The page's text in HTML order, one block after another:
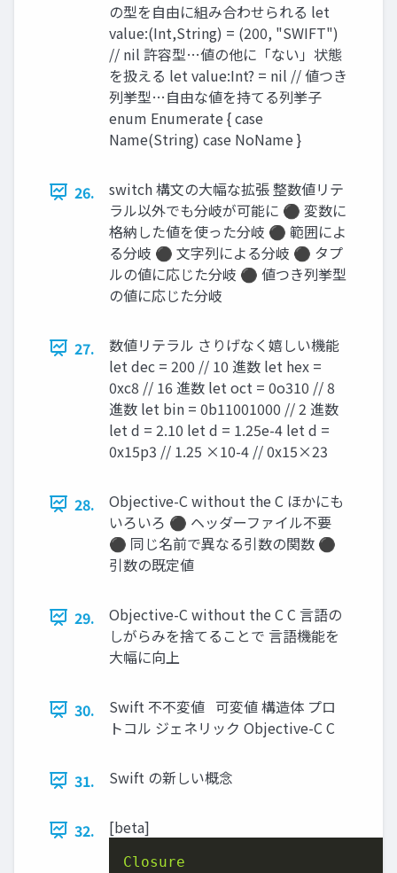
の型を自由に組み合わせられる let
value:(Int,String) = (200, "SWIFT")
// nil 許容型…値の他に「ない」状態
を扱える let value:Int? = nil // 値つき
列挙型…自由な値を持てる列挙子
enum Enumerate { case
Name(String) case NoName }
26.
switch 構文の大幅な拡張 整数値リテ
ラル以外でも分岐が可能に ⚫ 変数に
格納した値を使った分岐 ⚫ 範囲によ
る分岐 ⚫ 文字列による分岐 ⚫ タプ
ルの値に応じた分岐 ⚫ 値つき列挙型
の値に応じた分岐
27.
数値リテラル さりげなく嬉しい機能
let dec = 200 // 10 進数 let hex =
0xc8 // 16 進数 let oct = 0o310 // 8
進数 let bin = 0b11001000 // 2 進数
let d = 2.10 let d = 1.25e-4 let d =
0x15p3 // 1.25 ×10-4 // 0x15×23
28.
Objective-C without the C ほかにも
いろいろ ⚫ ヘッダーファイル不要
⚫ 同じ名前で異なる引数の関数 ⚫
引数の既定値
29.
Objective-C without the C C 言語の
しがらみを捨てることで 言語機能を
大幅に向上
30.
Swift 不不変値 可変値 構造体 プロ
トコル ジェネリック Objective-C C
31. Swift の新しい概念
32. [beta]
Closure